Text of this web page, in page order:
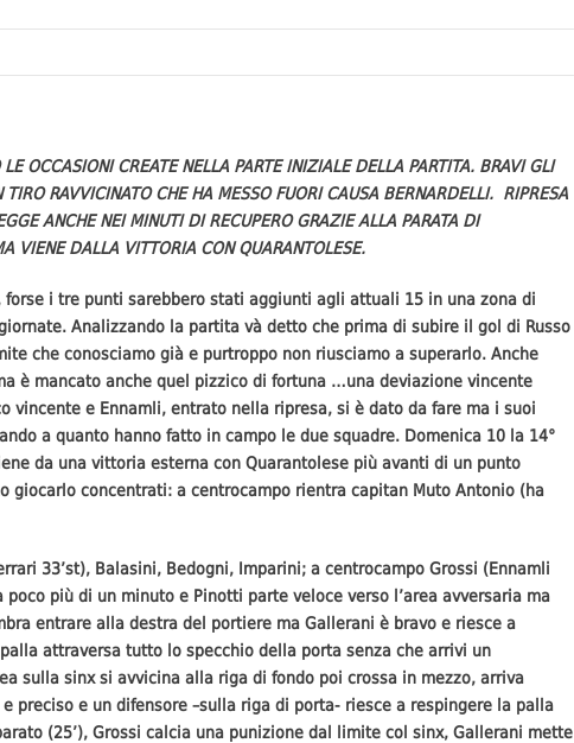
OCCASIONI CREATE NELLA PARTE INIZIALE DELLA PARTITA. BRAVI GLI
RAVVICINATO CHE HA MESSO FUORI CAUSA BERNARDELLI. RIPRESA
ANCHE NEI MINUTI DI RECUPERO GRAZIE ALLA PARATA DI
VIENE DALLA VITTORIA CON QUARANTOLESE.
i tre punti sarebbero stati aggiunti agli attuali 15 in una zona di
Analizzando la partita và detto che prima di subire il gol di Russo
che conosciamo già e purtroppo non riusciamo a superarlo. Anche
è mancato anche quel pizzico di fortuna …una deviazione vincente
e Ennamli, entrato nella ripresa, si è dato da fare ma i suoi
a quanto hanno fatto in campo le due squadre. Domenica 10 la 14°
da una vittoria esterna con Quarantolese più avanti di un punto
concentrati: a centrocampo rientra capitan Muto Antonio (ha
33’st), Balasini, Bedogni, Imparini; a centrocampo Grossi (Ennamli
più di un minuto e Pinotti parte veloce verso l’area avversaria ma
entrare alla destra del portiere ma Gallerani è bravo e riesce a
attraversa tutto lo specchio della porta senza che arrivi un
sulla sinx si avvicina alla riga di fondo poi crossa in mezzo, arriva
preciso e un difensore –sulla riga di porta- riesce a respingere la palla
(25’), Grossi calcia una punizione dal limite col sinx, Gallerani mette